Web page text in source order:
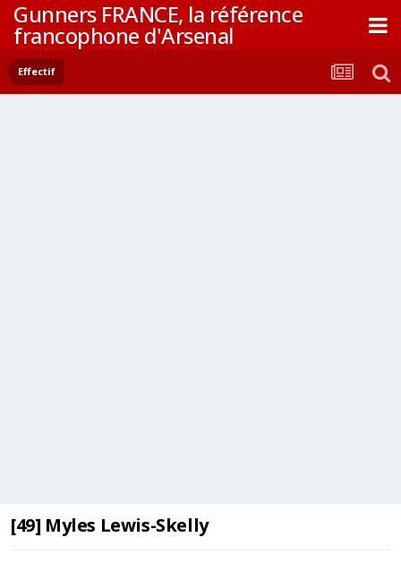
Gunners FRANCE, la référence
francophone d'Arsenal
Effectif
[49] Myles Lewis-Skelly